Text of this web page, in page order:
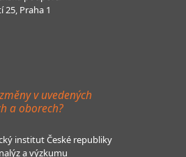
25, Praha 1
v uvedených
a oborech?
institut České republiky
a výzkumu